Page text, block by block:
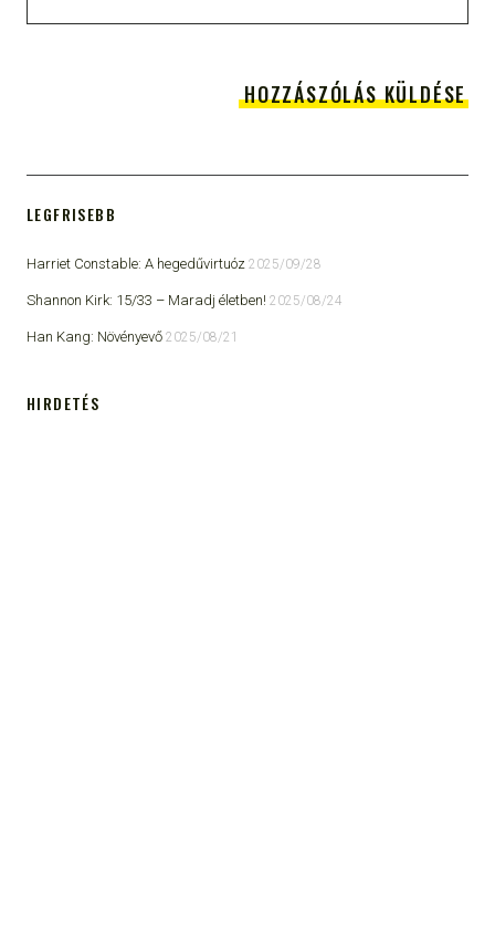
LEGFRISEBB
Harriet Constable: A hegedűvirtuóz 2025/09/28
Shannon Kirk: 15/33 ​– Maradj életben! 2025/08/24
Han Kang: Növényevő 2025/08/21
HIRDETÉS